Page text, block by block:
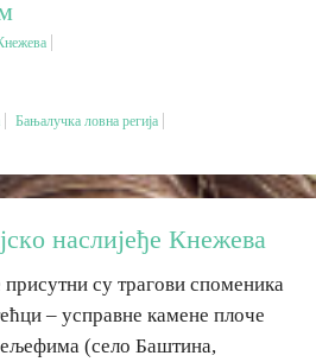
Бањалучка ловна регија
наслијеђе Кнежева
су трагови споменика
– усправне камене плоче
(село Баштина,